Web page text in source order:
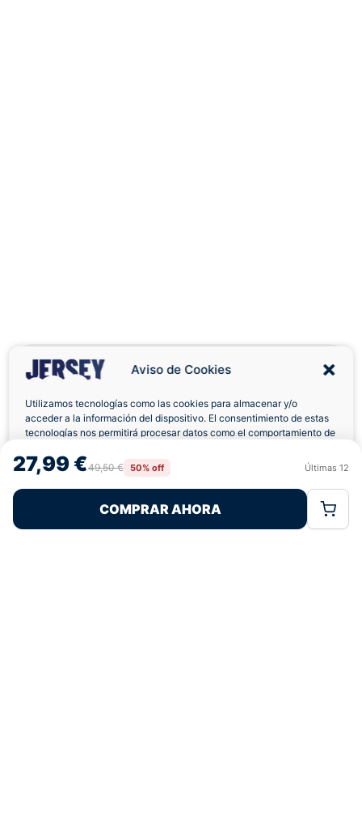
Aviso de Cookies
Utilizamos tecnologías como las cookies para almacenar y/o
acceder a la información del dispositivo. El consentimiento de estas
tecnologías nos permitirá procesar datos como el comportamiento de
retirar el consentimiento, puede afectar negativamente a ciertas
características y funciones.
Rechazar
Política de CookiesPolítica de Privacidad
27,99 €49,50 € 50% off Últimas 12
COMPRAR AHORA
Envíos a Domicilio Devolución 7 Días
Pagos 100% Seguros Ofertas Sin Límites